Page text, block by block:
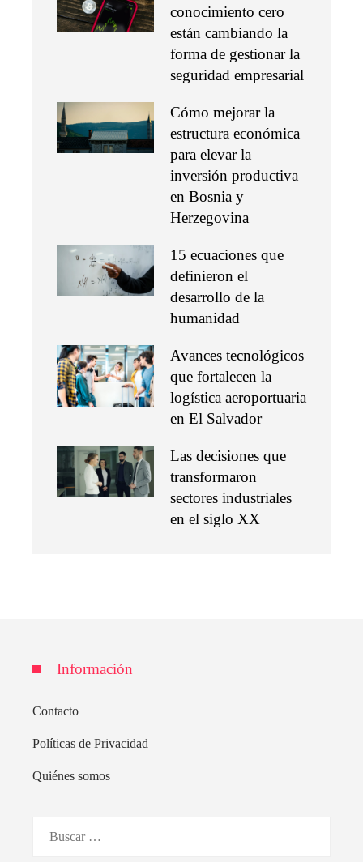
conocimiento cero
están cambiando la
forma de gestionar la
seguridad empresarial
Cómo mejorar la
estructura económica
para elevar la
inversión productiva
en Bosnia y
Herzegovina
15 ecuaciones que
definieron el
desarrollo de la
humanidad
Avances tecnológicos
que fortalecen la
logística aeroportuaria
en El Salvador
Las decisiones que
transformaron
sectores industriales
en el siglo XX
Información
Contacto
Políticas de Privacidad
Quiénes somos